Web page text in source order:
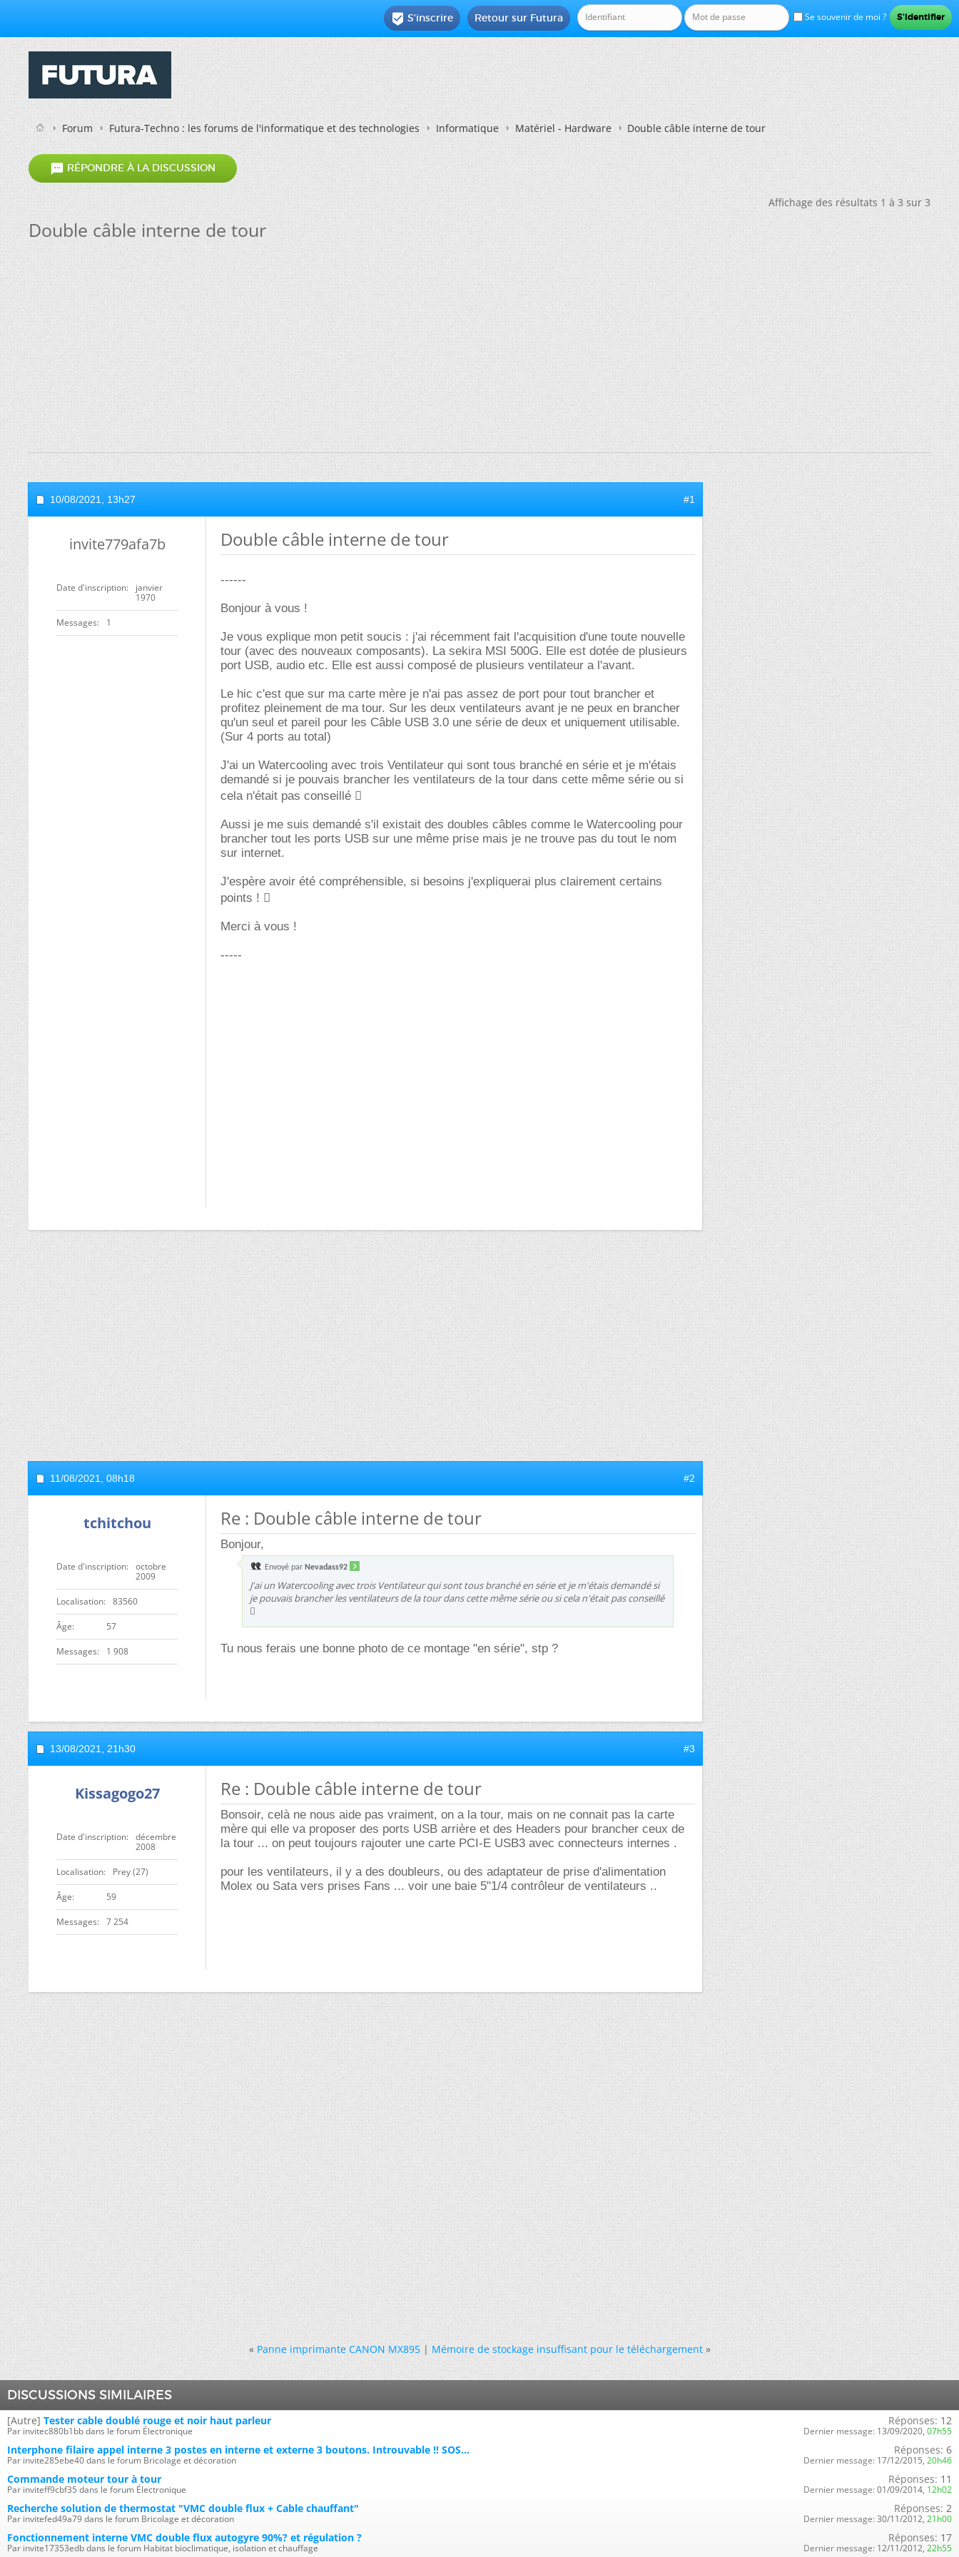
Se souvenir de moi ?
Retour sur Futura
 S'inscrire
Forum Futura-Techno : les forums de l'informatique et des technologies Informatique Matériel - Hardware Double câble interne de tour
 RÉPONDRE À LA DISCUSSION
Affichage des résultats 1 à 3 sur 3
Double câble interne de tour
10/08/2021, 13h27 #1
invite779afa7b
Date d'inscription
janvier
1970
Messages 1
Double câble interne de tour
------
Bonjour à vous !
Je vous explique mon petit soucis : j'ai récemment fait l'acquisition d'une toute nouvelle
tour (avec des nouveaux composants). La sekira MSI 500G. Elle est dotée de plusieurs
port USB, audio etc. Elle est aussi composé de plusieurs ventilateur a l'avant.
Le hic c'est que sur ma carte mère je n'ai pas assez de port pour tout brancher et
profitez pleinement de ma tour. Sur les deux ventilateurs avant je ne peux en brancher
qu'un seul et pareil pour les Câble USB 3.0 une série de deux et uniquement utilisable.
(Sur 4 ports au total)
J'ai un Watercooling avec trois Ventilateur qui sont tous branché en série et je m'étais
demandé si je pouvais brancher les ventilateurs de la tour dans cette même série ou si
cela n'était pas conseillé 
Aussi je me suis demandé s'il existait des doubles câbles comme le Watercooling pour
brancher tout les ports USB sur une même prise mais je ne trouve pas du tout le nom
sur internet.
J'espère avoir été compréhensible, si besoins j'expliquerai plus clairement certains
points ! 
Merci à vous !
-----
11/08/2021, 08h18 #2
tchitchou
Date d'inscription
octobre
2009
Localisation 83560
ge 57
Messages 1 908
Re : Double câble interne de tour
Bonjour,
Envoyé par Nevadass92
J'ai un Watercooling avec trois Ventilateur qui sont tous branché en série et je m'étais demandé si
je pouvais brancher les ventilateurs de la tour dans cette même série ou si cela n'était pas conseillé

Tu nous ferais une bonne photo de ce montage "en série", stp ?
13/08/2021, 21h30 #3
Kissagogo27
Date d'inscription
décembre
2008
Localisation Prey (27)
ge 59
Messages 7 254
Re : Double câble interne de tour
Bonsoir, celà ne nous aide pas vraiment, on a la tour, mais on ne connait pas la carte
mère qui elle va proposer des ports USB arrière et des Headers pour brancher ceux de
la tour ... on peut toujours rajouter une carte PCI-E USB3 avec connecteurs internes .
pour les ventilateurs, il y a des doubleurs, ou des adaptateur de prise d'alimentation
Molex ou Sata vers prises Fans ... voir une baie 5"1/4 contrôleur de ventilateurs ..
« Panne imprimante CANON MX895|Mémoire de stockage insuffisant pour le téléchargement »
DISCUSSIONS SIMILAIRES
[Autre] Tester cable doublé rouge et noir haut parleur
Par invitec880b1bb dans le forum Électronique
Réponses: 12
Dernier message: 13/09/2020, 07h55
Interphone filaire appel interne 3 postes en interne et externe 3 boutons. Introuvable !! SOS...
Par invite285ebe40 dans le forum Bricolage et décoration
Réponses: 6
Dernier message: 17/12/2015, 20h46
Commande moteur tour à tour
Par inviteff9cbf35 dans le forum Électronique
Réponses: 11
Dernier message: 01/09/2014, 12h02
Recherche solution de thermostat "VMC double flux + Cable chauffant"
Par invitefed49a79 dans le forum Bricolage et décoration
Réponses: 2
Dernier message: 30/11/2012, 21h00
Fonctionnement interne VMC double flux autogyre 90%? et régulation ?
Par invite17353edb dans le forum Habitat bioclimatique, isolation et chauffage
Réponses: 17
Dernier message: 12/11/2012, 22h55